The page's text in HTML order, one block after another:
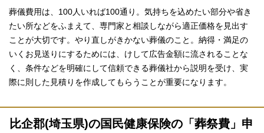
葬儀費用は、100人いれば100通り。気持ちを込めたい部分や省き
たい所などをふまえて、専門家と相談しながら適正価格を見出す
ことが大切です。やり直しがきかない葬儀のこと。納得・満足の
いくお見送りにするためには、けして広告金額に流されることな
く、条件などを明確にして信頼できる葬儀社から説明を受け、実
際に則した見積りを作成してもらうことが重要になります。
比企郡(埼玉県)の国民健康保険の「葬祭費」申